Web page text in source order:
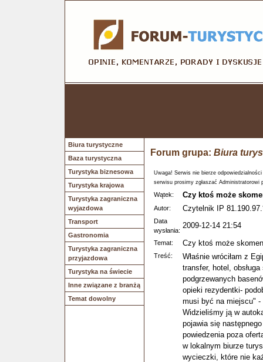
Biura turystyczne
Baza turystyczna
Turystyka biznesowa
Turystyka krajowa
Turystyka zagraniczna
wyjazdowa
Transport
Gastronomia
Turystyka zagraniczna
przyjazdowa
Turystyka na świecie
Inne związane z branżą
Temat dowolny
Forum grupa: Biura
Uwaga! Serwis nie bierze
serwisu prosimy zgłaszać Administratorowi
Wątek: Czy ktoś może
Autor: Czytelnik IP
Data
wysłania:
2009-12-14 21:54
Temat: Czy ktoś może
Treść:
Właśnie wróciłam z
transfer, hotel,
podgrzewanych
opieki rezydentki-
musi być na miejscu" -
Widzieliśmy ją w
pojawia się
powiedzenia poza
w lokalnym biurze
wycieczki, które nie